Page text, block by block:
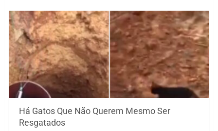
Há Gatos Que Não Querem Mesmo Ser
Resgatados